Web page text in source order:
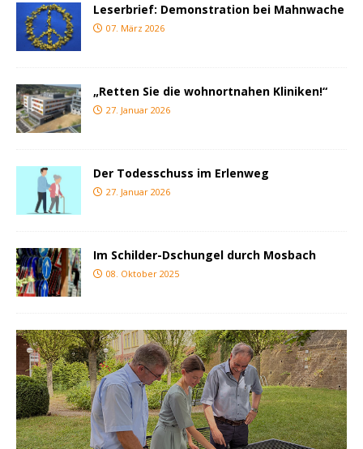
Leserbrief: Demonstration bei Mahnwache
07. März 2026
„Retten Sie die wohnortnahen Kliniken!“
27. Januar 2026
Der Todesschuss im Erlenweg
27. Januar 2026
Im Schilder-Dschungel durch Mosbach
08. Oktober 2025